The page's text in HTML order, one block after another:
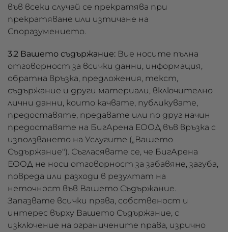
във всеки случай се прекратява при
прекратяване или изтичане на
Споразумението.
3.2 Вашето съдържание: Вие носите пълна
отговорност за всички данни, информация,
обратна връзка, предложения, текст,
съдържание и други материали, включително
лични данни, които качвате, публикувате,
предоставяте, предавате или по друг начин
предоставяте на БигАрена ЕООД във връзка с
използването на Услугите („Вашето
Съдържание"). Съгласявате се, че БигАрена
ЕООД не носи отговорност за забавяне, загуба,
повреда или разходи в резултат на
неточност във Вашето Съдържание.
Запазвате всички права, собственост и
интерес върху Вашето Съдържание, с
изключение на ограничените права, изрично